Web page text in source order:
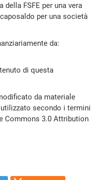
della FSFE per una vera
per una società
da:
di questa
da materiale
secondo i termini
Commons 3.0 Attribution